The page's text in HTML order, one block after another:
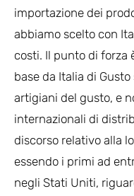
importazione dei
abbiamo scelto con
costi. Il punto di forza
base da Italia di
artigiani del gusto, e
internazionali di
discorso relativo alla
essendo i primi ad
negli Stati Uniti,